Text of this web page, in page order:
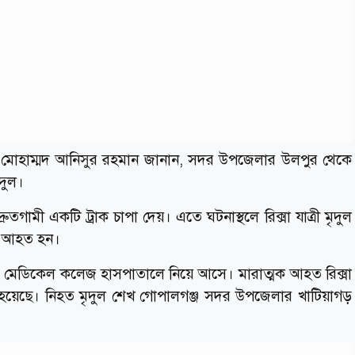
আনিসুর রহমান জানান, সদর উপজেলার উলপুর থেকে
একটি ট্রাক চাপা দেয়। এতে ঘটনাস্থলে রিক্সা যাত্রী মৃদুল
আহত হন।
মেডিকেল কলেজ হাসপাতালে নিয়ে আসে। মারাত্মক আহত রিক্সা
নিহত মৃদুল শেখ গোপালগঞ্জ সদর উপজেলার খাটিয়াগড়